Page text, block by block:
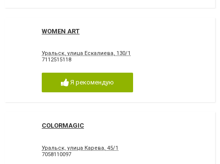
WOMEN ART
Уральск, улица Ескалиева, 130/1
7112515118
Я рекомендую
COLORMAGIC
Уральск, улица Карева, 45/1
7058110097